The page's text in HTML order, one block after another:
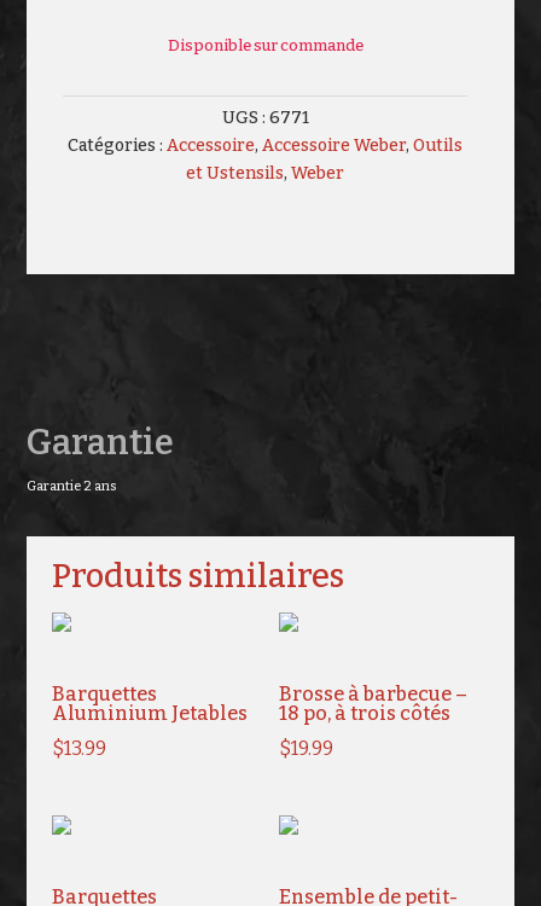
Disponible sur commande
UGS : 6771
Catégories :Accessoire,Accessoire Weber,Outils
et Ustensils,Weber
Garantie
Garantie 2 ans
Produits similaires
Barquettes
Aluminium Jetables
$13.99
Brosse à barbecue –
18 po, à trois côtés
$19.99
Barquettes
Ensemble de petit-